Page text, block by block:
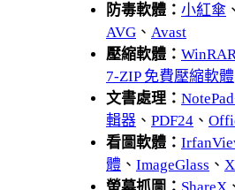
防毒軟體： 小紅傘 、
AVG 、 Avast
壓縮軟體：
7-ZIP 免費壓縮軟體
文書處理：
輯器 、 PDF24 、
看圖軟體：
體 、 ImageGlass 、